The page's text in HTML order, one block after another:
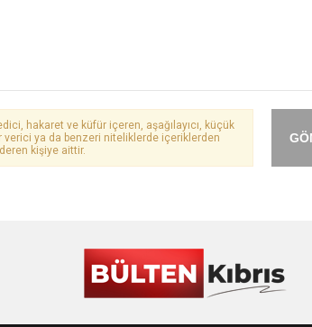
hakaret ve küfür içeren, aşağılayıcı, küçük
verici ya da benzeri niteliklerde içeriklerden
kişiye aittir.